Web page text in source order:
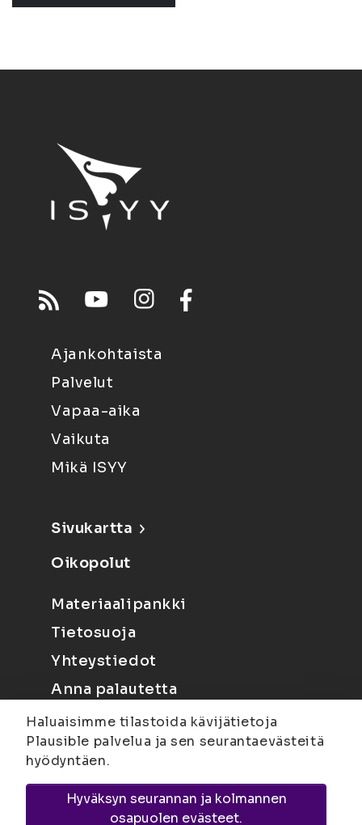
Ajankohtaista
Palvelut
Vapaa-aika
Vaikuta
Mikä ISYY
Sivukartta
Oikopolut
Materiaalipankki
Tietosuoja
Yhteystiedot
Anna palautetta
Joensuu
Suvantokatu 6, 80100 Joensuu |
Haluaisimme tilastoida kävijätietoja
Plausible palvelua ja sen seurantaevästeitä
hyödyntäen.
Hyväksyn seurannan ja kolmannen
osapuolen evästeet.